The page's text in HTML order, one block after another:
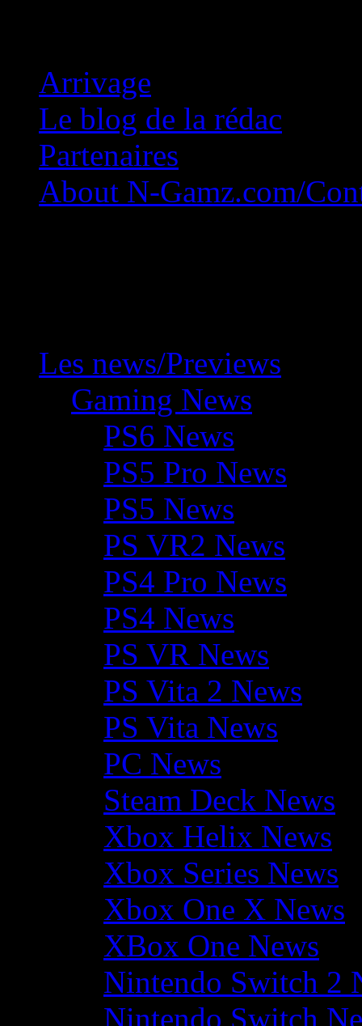
Arrivage
Le blog de la rédac
Partenaires
About N-Gamz.com/
Les news/Previews
Gaming News
PS6 News
PS5 Pro News
PS5 News
PS VR2 News
PS4 Pro News
PS4 News
PS VR News
PS Vita 2 News
PS Vita News
PC News
Steam Deck News
Xbox Helix News
Xbox Series News
Xbox One X News
XBox One News
Nintendo Switch 2
Nintendo Switch